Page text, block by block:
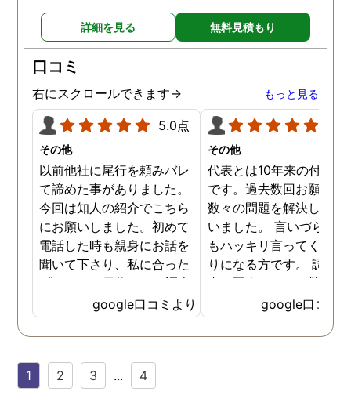
詳細を見る 無料見積もり
口コミ
右にスクロールできます→ もっと見る
5.0点
その他
以前他社に尾行を頼みバレ
て諦めた事がありました。
今回は知人の紹介でこちら
にお願いしました。初めて
電話した時も親身にお話を
聞いて下さり、私に合った
プランで15日位かけて調査
してもらいました。 噂通り
調査も細かく、こんな所ま
でしっかり撮ってくれたん
拠で旦那と今後の話しが早
google口コミより
その他
代表とは10年来の付き合
です。過去数回お願いし
数々の問題を解決しても
いました。 言いづらい
もハッキリ言ってくれて
りになる方です。 調査
書の写真もいつも驚かさ
てどうやって撮ったのか
くと面白い話し聞かせて
れますね。 問題がない
google口コミ
1 2 3 ... 4